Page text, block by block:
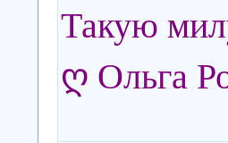
Такую
ღ Ольга